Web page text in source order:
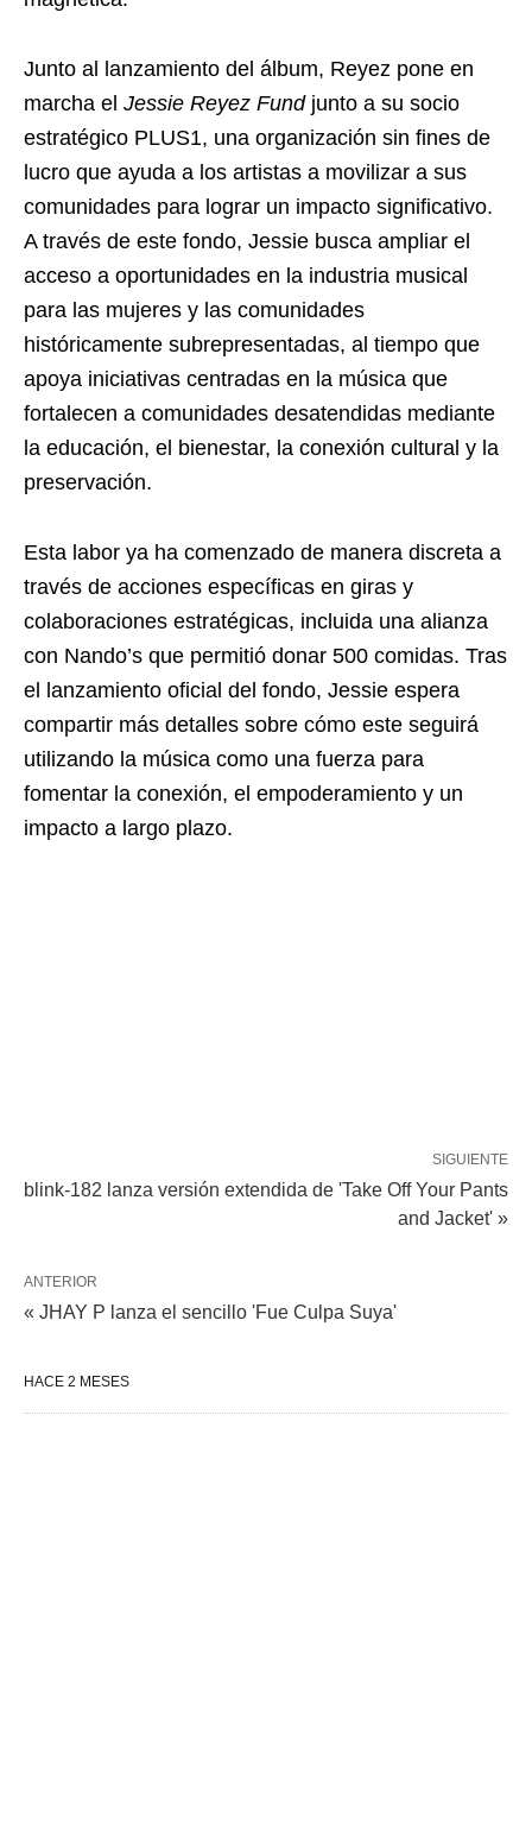
Junto al lanzamiento del álbum, Reyez pone en
marcha el Jessie Reyez Fundjunto a su socio
estratégico PLUS1, una organización sin fines de
lucro que ayuda a los artistas a movilizar a sus
comunidades para lograr un impacto significativo.
A través de este fondo, Jessie busca ampliar el
acceso a oportunidades en la industria musical
para las mujeres y las comunidades
históricamente subrepresentadas, al tiempo que
apoya iniciativas centradas en la música que
fortalecen a comunidades desatendidas mediante
la educación, el bienestar, la conexión cultural y la
preservación.
Esta labor ya ha comenzado de manera discreta a
través de acciones específicas en giras y
colaboraciones estratégicas, incluida una alianza
con Nando’s que permitió donar 500 comidas. Tras
el lanzamiento oficial del fondo, Jessie espera
compartir más detalles sobre cómo este seguirá
utilizando la música como una fuerza para
fomentar la conexión, el empoderamiento y un
impacto a largo plazo.
SIGUIENTE
blink-182 lanza versión extendida de 'Take Off Your Pants
and Jacket' »
ANTERIOR
« JHAY P lanza el sencillo 'Fue Culpa Suya'
HACE 2 MESES